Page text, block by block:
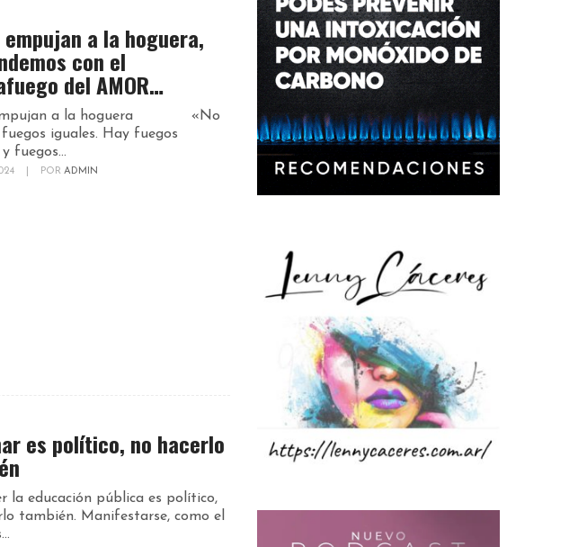
empujan a la hoguera,
con el
del AMOR…
empujan a la hoguera «No
fuegos iguales. Hay fuegos
fuegos...
POR ADMIN
es político, no hacerlo
la educación pública es político,
también. Manifestarse, como el